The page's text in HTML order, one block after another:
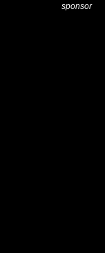
sponsor